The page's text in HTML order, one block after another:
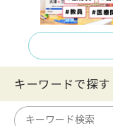
キーワードで探す